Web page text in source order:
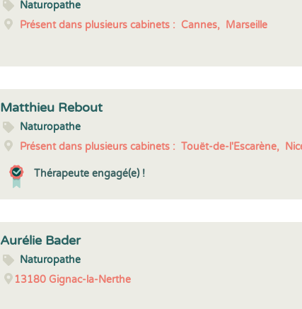
Naturopathe
Présent dans plusieurs cabinets : Cannes, Marseille
Matthieu Rebout
Naturopathe
Présent dans plusieurs cabinets : Touët-de-l'Escarène,
Thérapeute engagé(e) !
Aurélie Bader
Naturopathe
13180Gignac-la-Nerthe